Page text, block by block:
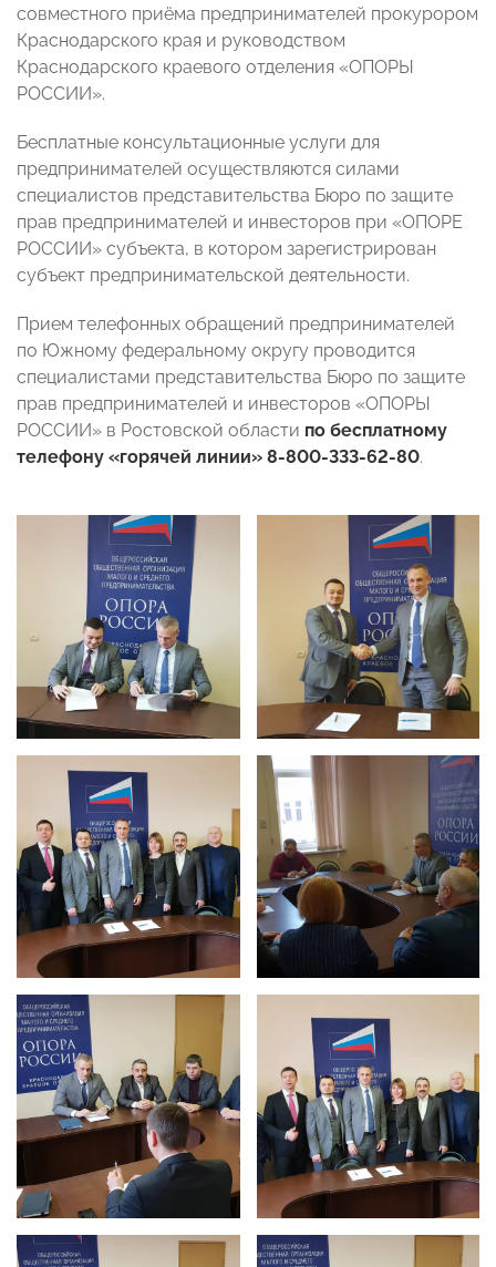
совместного приёма предпринимателей прокурором
Краснодарского края и руководством
Краснодарского краевого отделения «ОПОРЫ
РОССИИ».
Бесплатные консультационные услуги для
предпринимателей осуществляются силами
специалистов представительства Бюро по защите
прав предпринимателей и инвесторов при «ОПОРЕ
РОССИИ» субъекта, в котором зарегистрирован
субъект предпринимательской деятельности.
Прием телефонных обращений предпринимателей
по Южному федеральному округу проводится
специалистами представительства Бюро по защите
прав предпринимателей и инвесторов «ОПОРЫ
РОССИИ» в Ростовской области по бесплатному
телефону «горячей линии» 8-800-333-62-80.